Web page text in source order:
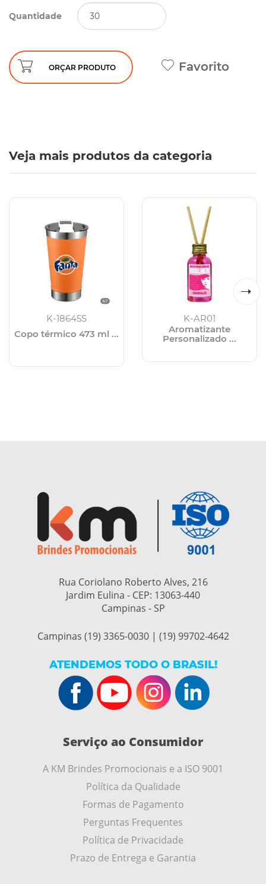
Quantidade
ORÇAR PRODUTO Favorito
Veja mais produtos da categoria
K-18645S
Copo térmico 473 ml ...
K-AR01
Aromatizante
Personalizado ...
Rua Coriolano Roberto Alves, 216
Jardim Eulina - CEP: 13063-440
Campinas - SP
Campinas (19) 3365-0030 | (19) 99702-4642
ATENDEMOS TODO O BRASIL!
Serviço ao Consumidor
A KM Brindes Promocionais e a ISO 9001
Política da Qualidade
Formas de Pagamento
Perguntas Frequentes
Política de Privacidade
Prazo de Entrega e Garantia